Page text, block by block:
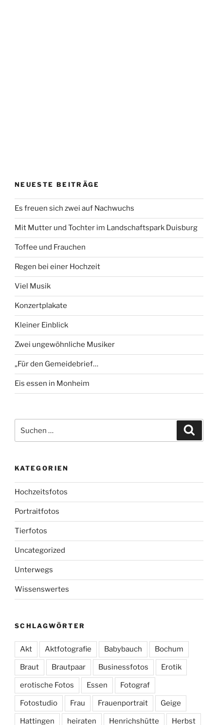
NEUESTE BEITRÄGE
Es freuen sich zwei auf Nachwuchs
Mit Mutter und Tochter im Landschaftspark Duisburg
Toffee und Frauchen
Regen bei einer Hochzeit
Viel Musik
Konzertplakate
Kleiner Einblick
Zwei ungewöhnliche Musiker
„Für den Gemeidebrief…
Eis essen in Monheim
nach:
KATEGORIEN
Hochzeitsfotos
Portraitfotos
Tierfotos
Uncategorized
Unterwegs
Wissenswertes
SCHLAGWÖRTER
Akt Aktfotografie Babybauch Bochum
Braut Brautpaar Businessfotos Erotik
erotische Fotos Essen Fotograf
Fotostudio Frau Frauenportrait Geige
Hattingen heiraten Henrichshütte Herbst